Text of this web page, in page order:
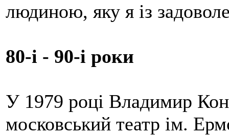
людиною, яку я із
80-і - 90-і роки
У 1979 році Владимир
московський театр ім.